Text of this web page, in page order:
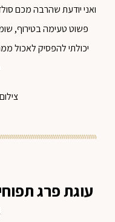
ואני יודעת שהרבה מכם
פשוט טעימה בטירוף,
יכולתי להפסיק לאכול
עוגתפרג